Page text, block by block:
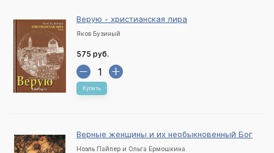
Верую - христианская лира
Яков Бузиный
575 руб.
Купить
Верные женщины и их необыкновенный Бог
Ноэль Пайпер и Ольга Ермошкина